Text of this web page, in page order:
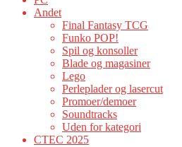
Andet
Final Fantasy TCG
Funko POP!
Spil og konsoller
Blade og magasiner
Lego
Perleplader og lasercut
Promoer/demoer
Soundtracks
Uden for kategori
CTEC 2025